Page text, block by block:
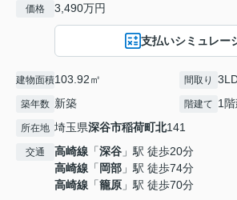
価格 3,490万円
支払いシミュレー
建物面積103.92㎡ 間取り
築年数 新築 階建て 1
所在地 埼玉県深谷市稲荷町北141
交通 高崎線 「深谷 」駅 徒歩20分
高崎線 「 岡部 」駅 徒歩74分
高崎線 「籠原 」駅 徒歩70分